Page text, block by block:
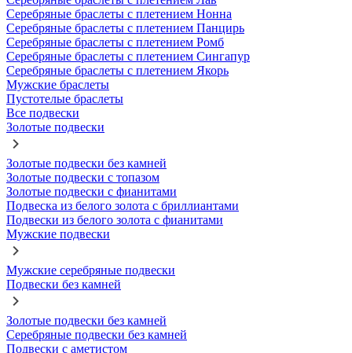
Серебряные браслеты с плетением Нонна
Серебряные браслеты с плетением Панцирь
Серебряные браслеты с плетением Ромб
Серебряные браслеты с плетением Сингапур
Серебряные браслеты с плетением Якорь
Мужские браслеты
Пустотелые браслеты
Все подвески
Золотые подвески
Золотые подвески без камней
Золотые подвески с топазом
Золотые подвески с фианитами
Подвеска из белого золота с бриллиантами
Подвески из белого золота с фианитами
Мужские подвески
Мужские серебряные подвески
Подвески без камней
Золотые подвески без камней
Серебряные подвески без камней
Подвески с аметистом